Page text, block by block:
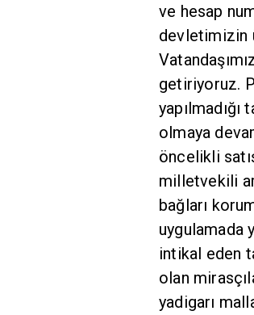
ve hesap
devletimizin
getiriyoruz.
olmaya
öncelikli
milletvekili
bağları
uygulamada
intikal eden
olan
yadigarı